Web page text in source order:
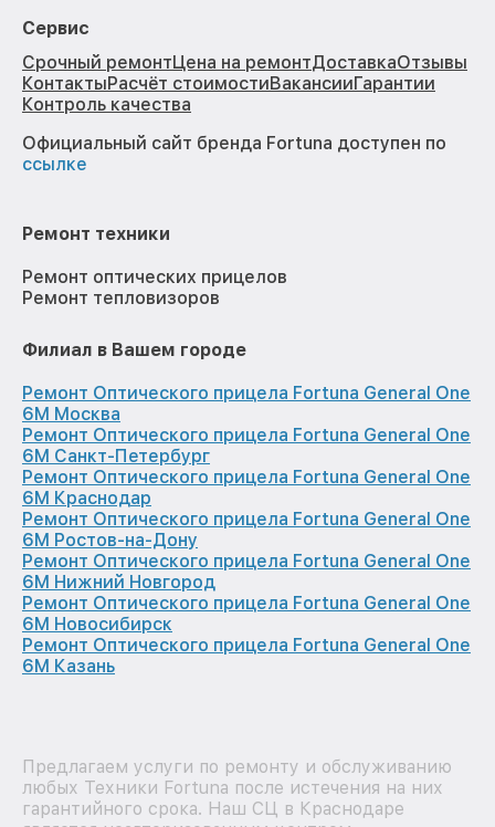
Сервис
Срочный ремонтЦена на ремонтДоставкаОтзывы
КонтактыРасчёт стоимостиВакансииГарантии
Контроль качества
Официальный сайт бренда Fortuna доступен по
ссылке
Ремонт техники
Ремонт оптических прицелов
Ремонт тепловизоров
Филиал в Вашем городе
Ремонт Оптического прицела Fortuna General One
6M Москва
Ремонт Оптического прицела Fortuna General One
6M Санкт-Петербург
Ремонт Оптического прицела Fortuna General One
6M Краснодар
Ремонт Оптического прицела Fortuna General One
6M Ростов-на-Дону
Ремонт Оптического прицела Fortuna General One
6M Нижний Новгород
Ремонт Оптического прицела Fortuna General One
6M Новосибирск
Ремонт Оптического прицела Fortuna General One
6M Казань
Предлагаем услуги по ремонту и обслуживанию
любых Техники Fortuna после истечения на них
гарантийного срока. Наш СЦ в Краснодаре